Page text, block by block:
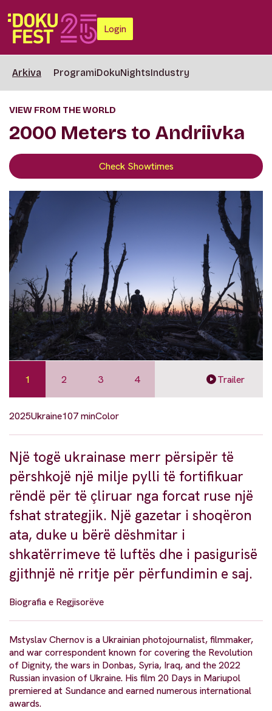
Login
Arkiva ProgramiDokuNightsIndustry
VIEW FROM THE WORLD
2000 Meters to Andriivka
Check Showtimes
1 2 3 4 Trailer
2025Ukraine107 minColor
Një togë ukrainase merr përsipër të
përshkojë një milje pylli të fortifikuar
rëndë për të çliruar nga forcat ruse një
fshat strategjik. Një gazetar i shoqëron
ata, duke u bërë dëshmitar i
shkatërrimeve të luftës dhe i pasigurisë
gjithnjë në rritje për përfundimin e saj.
Biografia e Regjisorëve
Mstyslav Chernov is a Ukrainian photojournalist, filmmaker,
and war correspondent known for covering the Revolution
of Dignity, the wars in Donbas, Syria, Iraq, and the 2022
Russian invasion of Ukraine. His film 20 Days in Mariupol
premiered at Sundance and earned numerous international
awards.